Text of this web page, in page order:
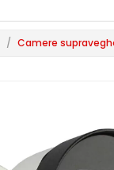
/ Camere